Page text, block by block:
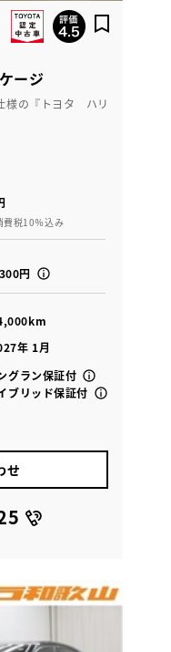
ージ
様の『トヨタ ハリ
税10％込み
円
年 1月
グラン保証付
ブリッド保証付
せ